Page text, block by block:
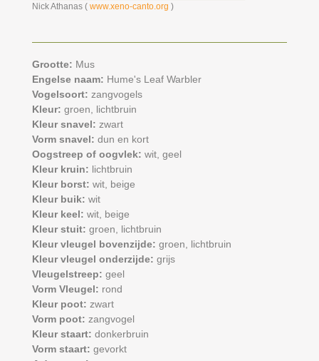
Nick Athanas ( www.xeno-canto.org )
Grootte: Mus
Engelse naam: Hume's Leaf Warbler
Vogelsoort: zangvogels
Kleur: groen,
lichtbruin
Kleur snavel: zwart
Vorm snavel: dun en kort
Oogstreep of oogvlek: wit, geel
Kleur kruin: lichtbruin
Kleur borst: wit, beige
Kleur buik: wit
Kleur keel: wit, beige
Kleur stuit: groen,
lichtbruin
Kleur vleugel bovenzijde: groen,
lichtbruin
Kleur vleugel onderzijde: grijs
Vleugelstreep: geel
Vorm Vleugel: rond
Kleur poot: zwart
Vorm poot: zangvogel
Kleur staart: donkerbruin
Vorm staart: gevorkt